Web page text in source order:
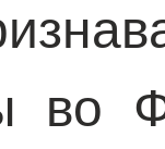
во